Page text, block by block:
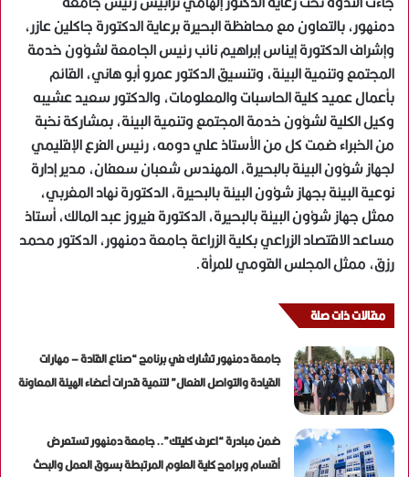
دمنهور، بالتعاون مع محافظة البحيرة برعاية الدكتورة جاكلين عازر،
وإشراف الدكتورة إيناس إبراهيم نائب رئيس الجامعة لشؤون خدمة
المجتمع وتنمية البيئة، وتنسيق الدكتور عمرو أبو هاني، القائم
بأعمال عميد كلية الحاسبات والمعلومات، والدكتور سعيد عشيبه
وكيل الكلية لشؤون خدمة المجتمع وتنمية البيئة، بمشاركة نخبة
من الخبراء ضمت كل من الأستاذ علي دومه، رئيس الفرع الإقليمي
لجهاز شؤون البيئة بالبحيرة، المهندس شعبان سعفان، مدير إدارة
نوعية البيئة بجهاز شؤون البيئة بالبحيرة، الدكتورة نهاد المغربي،
ممثل جهاز شؤون البيئة بالبحيرة، الدكتورة فيروز عبد المالك، أستاذ
مساعد الاقتصاد الزراعي بكلية الزراعة جامعة دمنهور، الدكتور محمد
رزق، ممثل المجلس القومي للمرأة.
مقالات ذات صلة
جامعة دمنهور تشارك في برنامج “صناع القادة – مهارات
القيادة والتواصل الفعال” لتنمية قدرات أعضاء الهيئة المعاونة
ضمن مبادرة “اعرف كليتك”.. جامعة دمنهور تستعرض
أقسام وبرامج كلية العلوم المرتبطة بسوق العمل والبحث